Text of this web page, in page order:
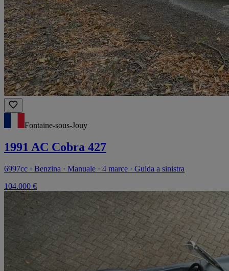
Fontaine-sous-Jouy
1991 AC Cobra 427
6997cc · Benzina · Manuale · 4 marce · Guida a sinistra
104.000 €